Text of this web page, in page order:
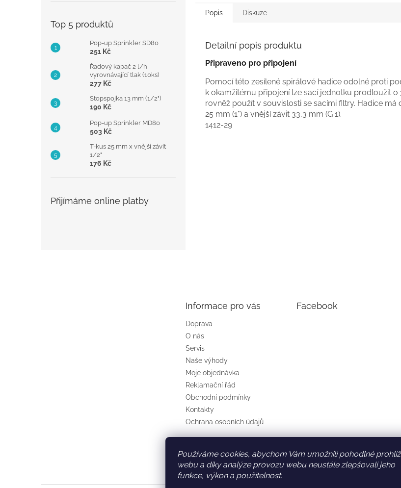
Používáme cookies, abychom Vám umožnili pohodlné
webu a díky analýze provozu webu neustále zlepšovali jeho
funkce, výkon a použitelnost.
Top 5 produktů
Pop-up Sprinkler SD80
251 Kč
Řadový kapač 2 l/h,
vyrovnávající tlak (10ks)
277 Kč
Stopspojka 13 mm (1/2")
190 Kč
Pop-up Sprinkler MD80
503 Kč
T-kus 25 mm x vnější závit
1/2"
176 Kč
Přijímáme online platby
Popis Diskuze
Detailní popis produktu
Připraveno pro připojení
Pomocí této zesílené spirálové hadice odolné proti
k okamžitému připojení lze sací jednotku prodloužit o
rovněž použít v souvislosti se sacími filtry. Hadice má
25 mm (1") a vnější závit 33,3 mm (G 1).
1412-29
Informace pro vás
Doprava
O nás
Servis
Naše výhody
Moje objednávka
Reklamační řád
Obchodní podmínky
Kontakty
Ochrana osobních údajů
Facebook
AT DE